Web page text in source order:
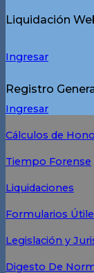
Liquidación
Ingresar
Registro
Ingresar
Cálculos de
Tiempo Forense
Liquidaciones
Formularios
Legislación y
Digesto De